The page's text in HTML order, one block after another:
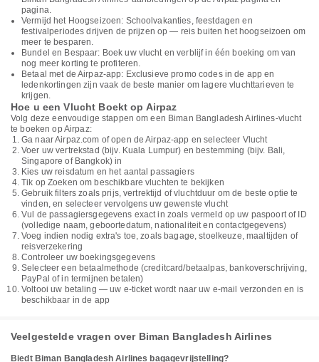
pagina.
Vermijd het Hoogseizoen: Schoolvakanties, feestdagen en
festivalperiodes drijven de prijzen op — reis buiten het hoogseizoen om
meer te besparen.
Bundel en Bespaar: Boek uw vlucht en verblijf in één boeking om van
nog meer korting te profiteren.
Betaal met de Airpaz-app: Exclusieve promo codes in de app en
ledenkortingen zijn vaak de beste manier om lagere vluchttarieven te
krijgen.
Hoe u een Vlucht Boekt op Airpaz
Volg deze eenvoudige stappen om een Biman Bangladesh Airlines-vlucht
te boeken op Airpaz:
Ga naar Airpaz.com of open de Airpaz-app en selecteer Vlucht
Voer uw vertrekstad (bijv. Kuala Lumpur) en bestemming (bijv. Bali,
Singapore of Bangkok) in
Kies uw reisdatum en het aantal passagiers
Tik op Zoeken om beschikbare vluchten te bekijken
Gebruik filters zoals prijs, vertrektijd of vluchtduur om de beste optie te
vinden, en selecteer vervolgens uw gewenste vlucht
Vul de passagiersgegevens exact in zoals vermeld op uw paspoort of ID
(volledige naam, geboortedatum, nationaliteit en contactgegevens)
Voeg indien nodig extra's toe, zoals bagage, stoelkeuze, maaltijden of
reisverzekering
Controleer uw boekingsgegevens
Selecteer een betaalmethode (creditcard/betaalpas, bankoverschrijving,
PayPal of in termijnen betalen)
Voltooi uw betaling — uw e-ticket wordt naar uw e-mail verzonden en is
beschikbaar in de app
Veelgestelde vragen over Biman Bangladesh Airlines
Biedt Biman Bangladesh Airlines bagagevrijstelling?